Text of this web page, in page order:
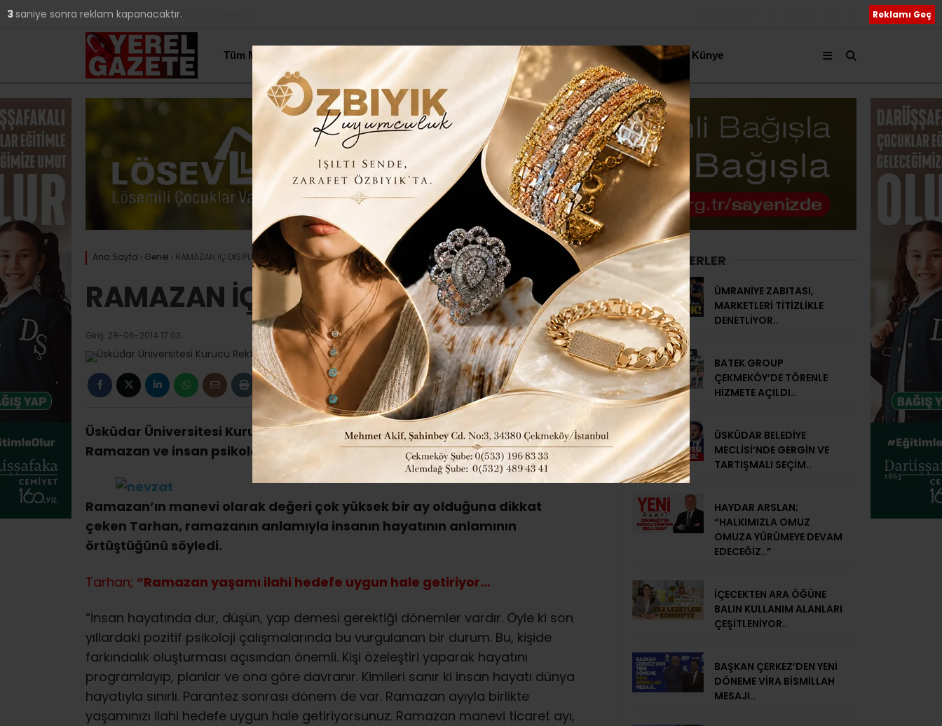
YAZARLAR 26.1
Tüm Manşetler Yerel Haberler Genel Siyaset Kültür Sanat Hakkımızda Künye
Ana Sayfa › Genel › RAMAZAN İÇ DİSİPLİNİ SAĞLIYOR
RAMAZAN İÇ DİSİPLİNİ SAĞLIYOR
Giriş: 28-06-2014 17:03 204 Genel
ABONE OL
Üsküdar Üniversitesi Kurucu Rektörü Psikiyatr-Prof. Dr. Nevzat Tarhan
Ramazan ve insan psikolojisi üzerine önemli değerlendirmelerde bulundu.
Ramazan’ın manevi olarak değeri çok yüksek bir ay olduğuna dikkat
çeken Tarhan, ramazanın anlamıyla insanın hayatının anlamının
örtüştüğünü söyledi.
Tarhan; “Ramazan yaşamı ilahi hedefe uygun hale getiriyor…
“İnsan hayatında dur, düşün, yap demesi gerektiği dönemler vardır. Öyle ki son
yıllardaki pozitif psikoloji çalışmalarında bu vurgulanan bir durum. Bu, kişide
farkındalık oluşturması açısından önemli. Kişi özeleştiri yaparak hayatını
programlayıp, planlar ve ona göre davranır. Kimileri sanır ki insan hayatı dünya
hayatıyla sınırlı. Parantez sonrası dönem de var. Ramazan ayıyla birlikte
yaşamınızı ilahi hedefe uygun hale getiriyorsunuz. Ramazan manevi ticaret ayı,
SON HABERLER
ÜMRANİYE ZABITASI,
MARKETLERİ TİTİZLİKLE
DENETLİYOR..
BATEK GROUP
ÇEKMEKÖY’DE TÖRENLE
HİZMETE AÇILDI..
ÜSKÜDAR BELEDİYE
MECLİSİ’NDE GERGİN VE
TARTIŞMALI SEÇİM..
HAYDAR ARSLAN;
“HALKIMIZLA OMUZ
OMUZA YÜRÜMEYE DEVAM
EDECEĞİZ..”
İÇECEKTEN ARA ÖĞÜNE
BALIN KULLANIM ALANLARI
ÇEŞİTLENİYOR..
BAŞKAN ÇERKEZ’DEN YENİ
DÖNEME VİRA BİSMİLLAH
MESAJI..
1saniye sonra reklam kapanacaktır. Reklamı Geç